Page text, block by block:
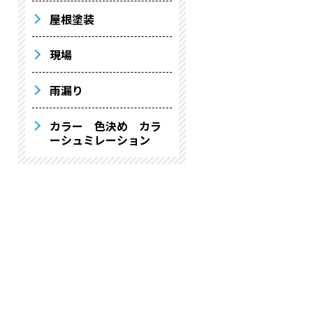
屋根塗装
現場
雨漏り
カラー 色決め カラ
ーシュミレーション